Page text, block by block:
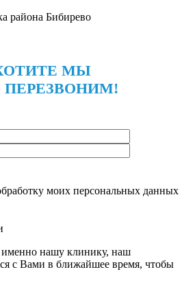
МЫ
ПЕРЕЗВОНИМ!
моих персональных данных
нашу клинику, наш
с Вами в ближайшее время, чтобы